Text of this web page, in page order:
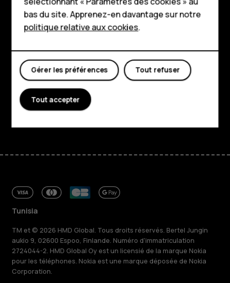
Boutique
Mon compte
Boutique
À propos
Planet and people
Assistance
Tunisia
TM et © 2026 HMD Global. Tous droits réservés. Bertel Jungin
aukio 9, 02600 Espoo, Finlande. Numéro d'immatriculation
2724044-2. HMD Global Oy est un licensié de la marque Nokia
pour les téléphones. Nokia est une marque déposée de Nokia
Corporation.
bas du site. Apprenez-en davantage sur notre
politique relative aux cookies.
Tout refuser
Gérer les préférences
Tout accepter